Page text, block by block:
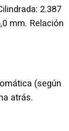
2.387
mm. Relación
(según
atrás.